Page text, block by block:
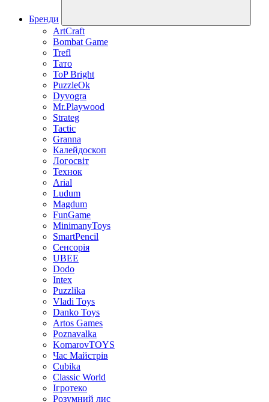
Бренди
ArtCraft
Bombat Game
Trefl
Тато
ToP Bright
PuzzleOk
Dyvogra
Mr.Playwood
Strateg
Tactic
Granna
Калейдоскоп
Логосвіт
Технок
Arial
Ludum
Magdum
FunGame
MinimanyToys
SmartPencil
Сенсорія
UBEE
Dodo
Intex
Puzzlika
Vladi Toys
Danko Toys
Artos Games
Poznavalka
KomarovTOYS
Час Майстрів
Cubika
Classic World
Ігротеко
Розумний лис